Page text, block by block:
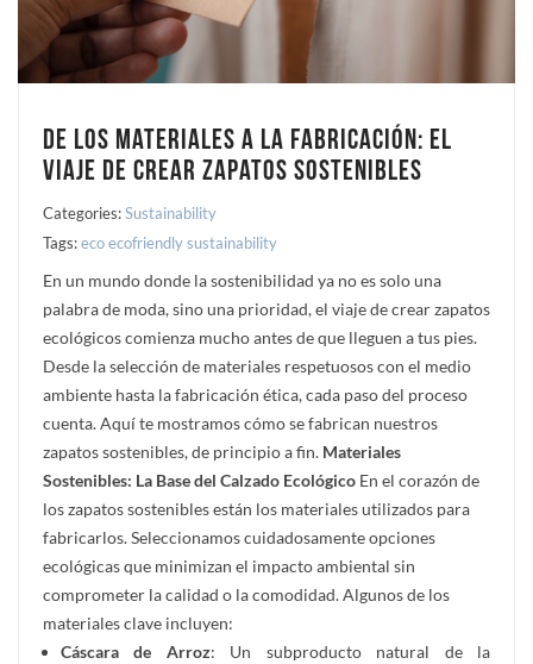
De los Materiales a la Fabricación: El
Viaje de Crear Zapatos Sostenibles
Categories:Sustainability
Tags:ecoecofriendlysustainability
En un mundo donde la sostenibilidad ya no es solo una
palabra de moda, sino una prioridad, el viaje de crear zapatos
ecológicos comienza mucho antes de que lleguen a tus pies.
Desde la selección de materiales respetuosos con el medio
ambiente hasta la fabricación ética, cada paso del proceso
cuenta. Aquí te mostramos cómo se fabrican nuestros
zapatos sostenibles, de principio a fin. Materiales
Sostenibles: La Base del Calzado Ecológico En el corazón de
los zapatos sostenibles están los materiales utilizados para
fabricarlos. Seleccionamos cuidadosamente opciones
ecológicas que minimizan el impacto ambiental sin
comprometer la calidad o la comodidad. Algunos de los
materiales clave incluyen:
Cáscara de Arroz: Un subproducto natural de la